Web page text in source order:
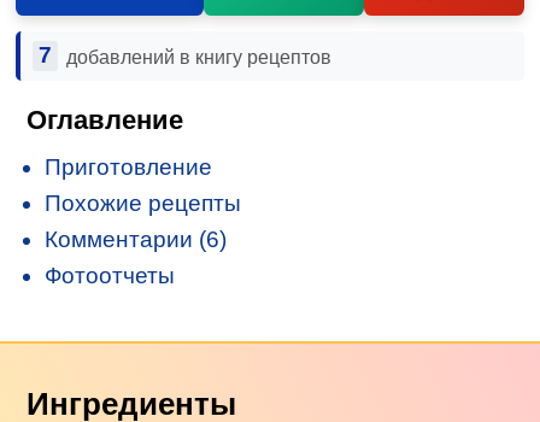
7 добавлений в книгу рецептов
Оглавление
Приготовление
Похожие рецепты
Комментарии (6)
Фотоотчеты
Ингредиенты